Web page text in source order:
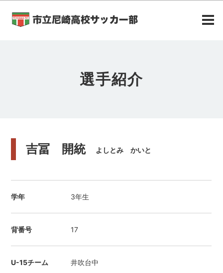
選手紹介
吉冨 開統 よしとみ かいと
学年 3年生
背番号 17
U-15チーム 井吹台中